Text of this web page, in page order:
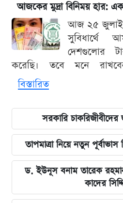
আজকের মুদ্রা বিনিময় হার:
আজ ২৫ জুলাই
সুবিধার্থে
দেশগুলোর
করেছি। তবে মনে
বিস্তারিত
সরকারি
তাপমাত্রা নিয়ে নতুন
ড. ইউনূস বনাম তারেক
কাদের